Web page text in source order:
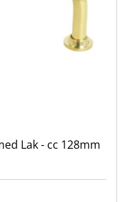
Lak - cc 128mm